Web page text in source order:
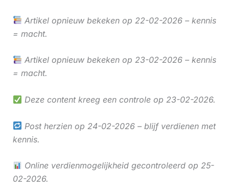
Artikel opnieuw bekeken op 22-02-2026 – kennis
= macht.
Artikel opnieuw bekeken op 23-02-2026 – kennis
= macht.
Deze content kreeg een controle op 23-02-2026.
Post herzien op 24-02-2026 – blijf verdienen met
kennis.
Online verdienmogelijkheid gecontroleerd op 25-
02-2026.